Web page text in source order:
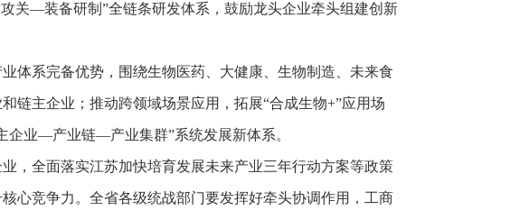
关—装备研制”全链条研发体系，鼓励龙头企业牵头组建创新
体系完备优势，围绕生物医药、大健康、生物制造、未来食
链主企业；推动跨领域场景应用，拓展“合成生物+”应用场
企业—产业链—产业集群”系统发展新体系。
，全面落实江苏加快培育发展未来产业三年行动方案等政策
心竞争力。全省各级统战部门要发挥好牵头协调作用，工商